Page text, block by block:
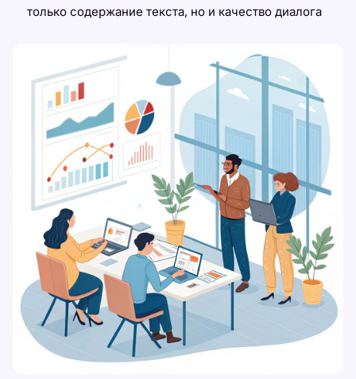
только содержание текста, но и качество диалога